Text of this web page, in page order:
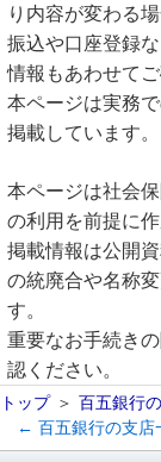
り内容が変わる
振込や口座登録
情報もあわせてご
本ページは実務
掲載しています。
本ページは社会
の利用を前提に作
掲載情報は公開
の統廃合や名称
す。
重要なお手続き
認ください。
トップ 百五銀行
← 百五銀行の支店